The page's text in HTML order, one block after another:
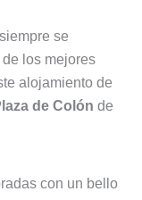
se
los mejores
alojamiento de
de Colón de
con un bello